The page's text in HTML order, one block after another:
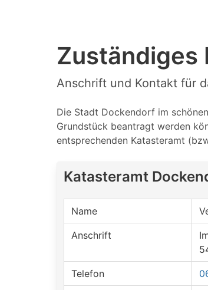
Zuständiges
Anschrift und Kontakt für
Die Stadt Dockendorf im
Grundstück beantragt werden
entsprechenden Katasteramt
Katasteramt
Name
Anschrift
Telefon